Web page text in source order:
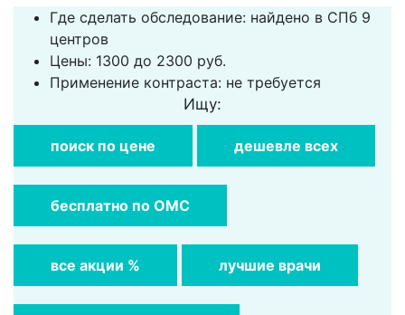
Где сделать обследование: найдено в СПб 9
центров
Цены: 1300 до 2300 руб.
Применение контраста: не требуется
Ищу:
поиск по цене дешевле всех
бесплатно по ОМС
все акции % лучшие врачи